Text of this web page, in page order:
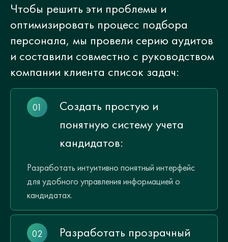
Чтобы решить эти проблемы и
оптимизировать процесс подбора
персонала, мы провели серию аудитов
и составили совместно с руководством
компании клиента список задач:
Создать простую и
понятную систему учета
кандидатов:
Разработать интуитивно понятный интерфейс
для удобного управления информацией о
кандидатах.
Разработать прозрачный